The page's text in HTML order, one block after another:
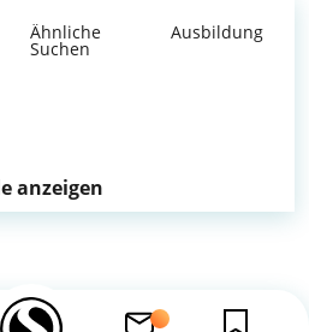
Ähnliche
Suchen
Ausbildung
anzeigen